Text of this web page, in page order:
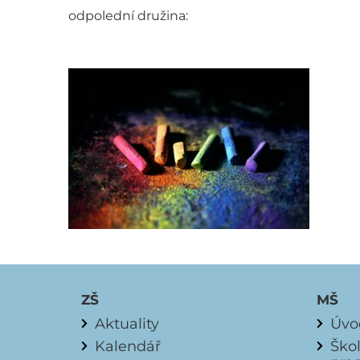
odpolední družina:
ZŠ
Aktuality
Kalendář
MŠ